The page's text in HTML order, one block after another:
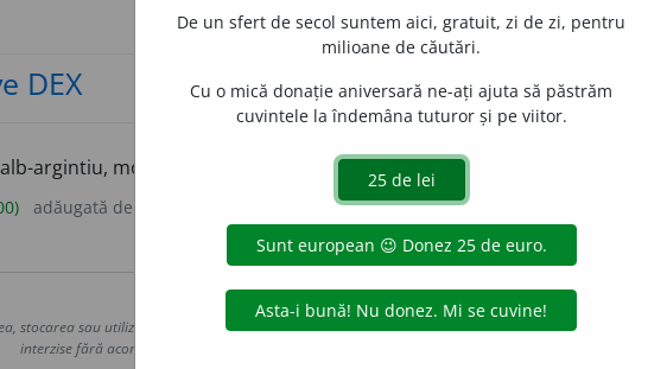
DEX
argintiu, moale, maleabil, asemănător cu aluminiul, care se găsește în
adăugată de
Copyright © 2004-2026 dexonline (https://dexonline.ro)
stocarea sau utilizarea datelor de pe acest site, inclusiv prin orice metode de extragere automată
interzise fără acordul nostru prealabil scris, cu excepția seturilor de date oferite oficial spre utilizare
De un sfert de secol suntem aici, gratuit, zi de zi, pentru
milioane de căutări.
Cu o mică donație aniversară ne-ați ajuta să păstrăm
cuvintele la îndemâna tuturor și pe viitor.